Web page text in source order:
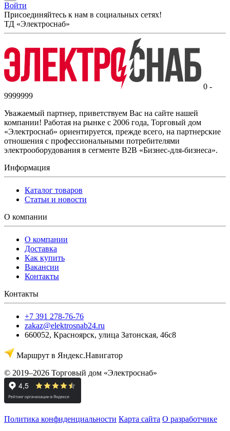
Войти
Присоединяйтесь к нам в социальных сетях!
ТД «Электроснаб»
0 -
9999999
Уважаемый партнер, приветствуем Вас на сайте нашей
компании! Работая на рынке с 2006 года, Торговый дом
«Электроснаб» ориентируется, прежде всего, на партнерские
отношения с профессиональными потребителями
электрооборудования в сегменте B2B «Бизнес-для-бизнеса».
Информация
Каталог товаров
Статьи и новости
О компании
О компании
Доставка
Как купить
Вакансии
Контакты
Контакты
+7 391 278-76-76
zakaz@elektrosnab24.ru
660052, Красноярск, улица Затонская, 46с8
Маршрут в Яндекс.Навигатор
© 2019–2026 Торговый дом «Электроснаб»
Политика конфиденциальности Карта сайта О разработчике